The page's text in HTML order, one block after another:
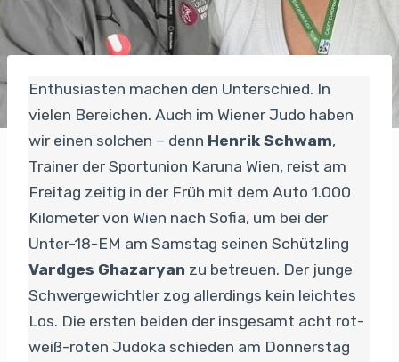
Enthusiasten machen den Unterschied. In
vielen Bereichen. Auch im Wiener Judo haben
wir einen solchen – denn Henrik Schwam,
Trainer der Sportunion Karuna Wien, reist am
Freitag zeitig in der Früh mit dem Auto 1.000
Kilometer von Wien nach Sofia, um bei der
Unter-18-EM am Samstag seinen Schützling
Vardges Ghazaryan zu betreuen. Der junge
Schwergewichtler zog allerdings kein leichtes
Los. Die ersten beiden der insgesamt acht rot-
weiß-roten Judoka schieden am Donnerstag